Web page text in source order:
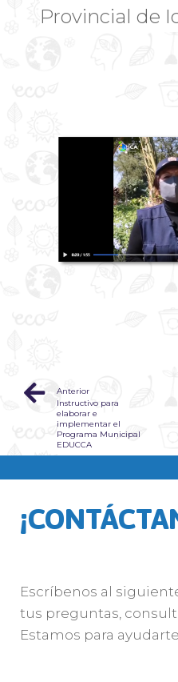
Provincial de
Anterior
Instructivo para
elaborar e
implementar el
Programa Municipal
EDUCCA
Escríbenos al
tus preguntas,
Estamos para ayudarte.